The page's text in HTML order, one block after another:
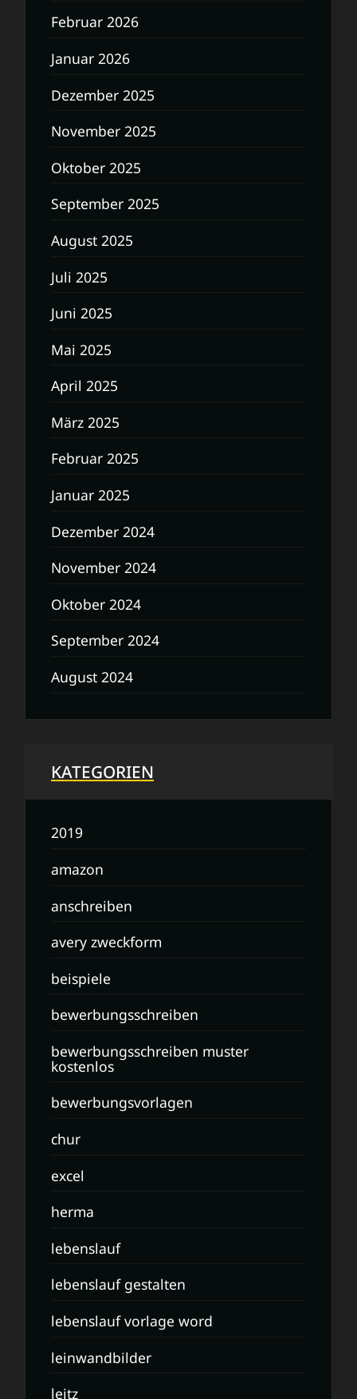
Februar 2026
Januar 2026
Dezember 2025
November 2025
Oktober 2025
September 2025
August 2025
Juli 2025
Juni 2025
Mai 2025
April 2025
März 2025
Februar 2025
Januar 2025
Dezember 2024
November 2024
Oktober 2024
September 2024
August 2024
KATEGORIEN
2019
amazon
anschreiben
avery zweckform
beispiele
bewerbungsschreiben
bewerbungsschreiben muster
kostenlos
bewerbungsvorlagen
chur
excel
herma
lebenslauf
lebenslauf gestalten
lebenslauf vorlage word
leinwandbilder
leitz